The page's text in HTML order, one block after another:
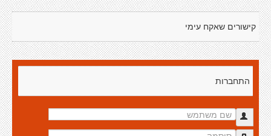
קישורים שאקח עימי
התחברות